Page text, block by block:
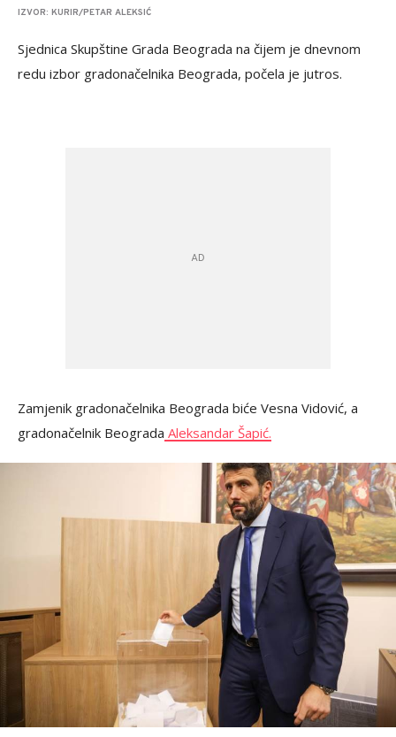
IZVOR: KURIR/PETAR ALEKSIĆ
Sjednica Skupštine Grada Beograda na čijem je dnevnom
redu izbor gradonačelnika Beograda, počela je jutros.
Zamjenik gradonačelnika Beograda biće Vesna Vidović, a
gradonačelnik Beograda Aleksandar Šapić.